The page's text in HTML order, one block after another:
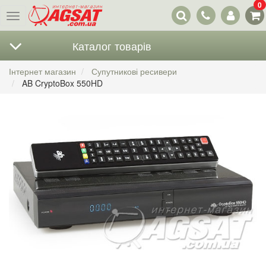
Меню
Наші
контакти
0
Каталог товарів
Інтернет магазин
Супутникові ресивери
AB CryptoBox 550HD